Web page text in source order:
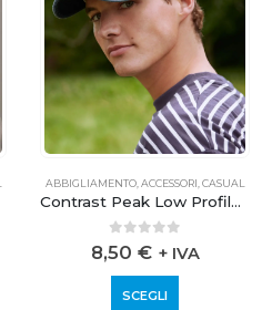
ABBIGLIAMENTO, ACCESSORI CASUAL
Contrast Peak Low Profile Vintage Cap
0 out of 5
8,50 € + IVA
SCEGLI